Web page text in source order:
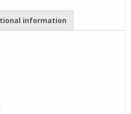
information